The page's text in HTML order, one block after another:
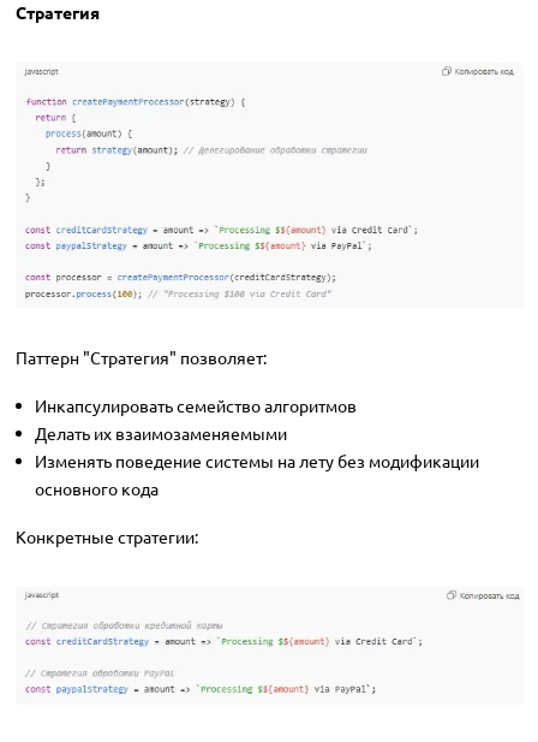
Стратегия
Паттерн "Стратегия" позволяет:
Инкапсулировать семейство алгоритмов
Делать их взаимозаменяемыми
Изменять поведение системы на лету без модификации
основного кода
Конкретные стратегии: